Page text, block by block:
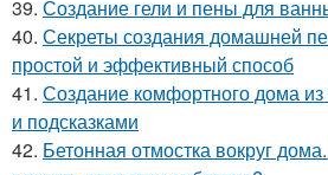
39. Создание гели и пены для
40. Секреты создания домашней
простой и эффективный способ
41. Создание комфортного дома
и подсказками
42. Бетонная отмостка вокруг